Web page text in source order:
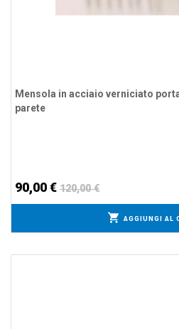
Mensola in acciaio verniciato
parete
90,00 € 120,00 €
AGGIUNGI AL